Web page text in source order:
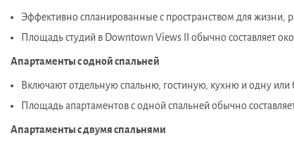
Эффективно спланированные с пространством для
Площадь студий в Downtown Views II обычно составляет
Апартаменты с одной спальней
Включают отдельную спальню, гостиную, кухню и одну или
Площадь апартаментов с одной спальней обычно
Апартаменты с двумя спальнями